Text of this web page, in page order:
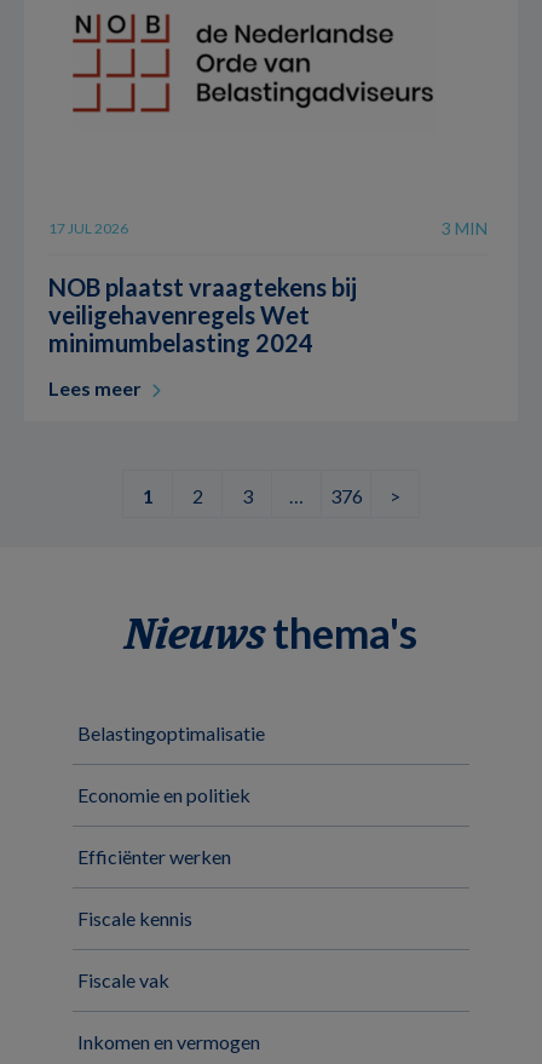
17 JUL 2026 3 MIN
NOB plaatst vraagtekens bij
veiligehavenregels Wet
minimumbelasting 2024
Lees meer
1 2 3 … 376 >
Nieuwsthema's
Belastingoptimalisatie
Economie en politiek
Efficiënter werken
Fiscale kennis
Fiscale vak
Inkomen en vermogen